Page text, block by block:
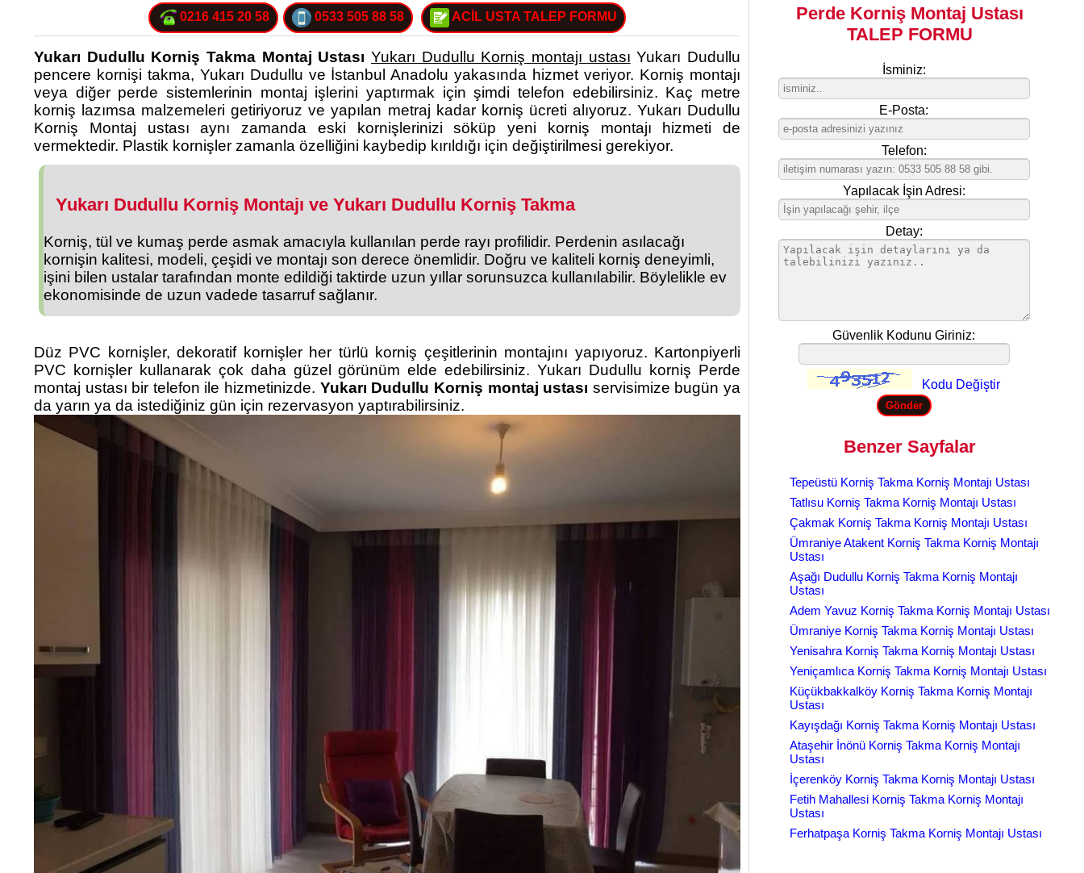
0216 415 20 58
0533 505 88 58 ACİL USTA TALEP FORMU
Yukarı Dudullu Korniş Takma Montaj Ustası Yukarı Dudullu Korniş montajı ustası Yukarı Dudullu
pencere kornişi takma, Yukarı Dudullu ve İstanbul Anadolu yakasında hizmet veriyor. Korniş montajı
veya diğer perde sistemlerinin montaj işlerini yaptırmak için şimdi telefon edebilirsiniz. Kaç metre
korniş lazımsa malzemeleri getiriyoruz ve yapılan metraj kadar korniş ücreti alıyoruz. Yukarı Dudullu
Korniş Montaj ustası aynı zamanda eski kornişlerinizi söküp yeni korniş montajı hizmeti de
vermektedir. Plastik kornişler zamanla özelliğini kaybedip kırıldığı için değiştirilmesi gerekiyor.
Yukarı Dudullu Korniş Montajı ve Yukarı Dudullu Korniş Takma
Korniş, tül ve kumaş perde asmak amacıyla kullanılan perde rayı profilidir. Perdenin asılacağı
kornişin kalitesi, modeli, çeşidi ve montajı son derece önemlidir. Doğru ve kaliteli korniş deneyimli,
işini bilen ustalar tarafından monte edildiği taktirde uzun yıllar sorunsuzca kullanılabilir. Böylelikle ev
ekonomisinde de uzun vadede tasarruf sağlanır.
Düz PVC kornişler, dekoratif kornişler her türlü korniş çeşitlerinin montajını yapıyoruz. Kartonpiyerli
PVC kornişler kullanarak çok daha güzel görünüm elde edebilirsiniz. Yukarı Dudullu korniş Perde
montaj ustası bir telefon ile hizmetinizde. Yukarı Dudullu Korniş montaj ustası servisimize bugün ya
da yarın ya da istediğiniz gün için rezervasyon yaptırabilirsiniz.
Perde Korniş Montaj Ustası
TALEP FORMU
İsminiz:
E-Posta:
Telefon:
Yapılacak İşin Adresi:
Detay:
Güvenlik Kodunu Giriniz:
Kodu Değiştir
Benzer Sayfalar
Tepeüstü Korniş Takma Korniş Montajı Ustası
Tatlısu Korniş Takma Korniş Montajı Ustası
Çakmak Korniş Takma Korniş Montajı Ustası
Ümraniye Atakent Korniş Takma Korniş Montajı
Ustası
Aşağı Dudullu Korniş Takma Korniş Montajı
Ustası
Adem Yavuz Korniş Takma Korniş Montajı Ustası
Ümraniye Korniş Takma Korniş Montajı Ustası
Yenisahra Korniş Takma Korniş Montajı Ustası
Yeniçamlıca Korniş Takma Korniş Montajı Ustası
Küçükbakkalköy Korniş Takma Korniş Montajı
Ustası
Kayışdağı Korniş Takma Korniş Montajı Ustası
Ataşehir İnönü Korniş Takma Korniş Montajı
Ustası
İçerenköy Korniş Takma Korniş Montajı Ustası
Fetih Mahallesi Korniş Takma Korniş Montajı
Ustası
Ferhatpaşa Korniş Takma Korniş Montajı Ustası